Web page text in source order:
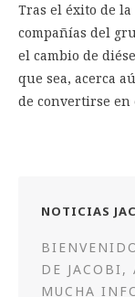
Tras el éxito de
compañías del
el cambio de
que sea, acerca
de convertirse en
NOTICIAS
DE JACOBI,
MUCHA